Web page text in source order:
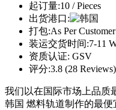
起订量:10 / Pieces
出货港口:
打包:As Per
装运交货时间:7-11
资质认证: GSV
评分:3.8 (28 Reviews)
我们以在国际市场上品质
韩国 燃料轨道制作的最